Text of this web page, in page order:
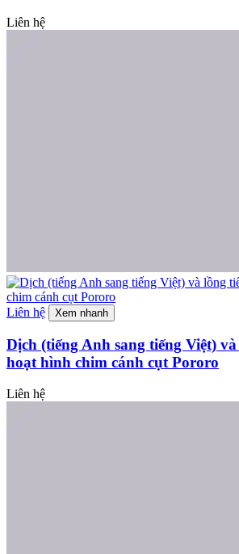
Liên hệ
Liên hệ Xem nhanh
Dịch (tiếng Anh sang tiếng Việt)
hoạt hình chim cánh cụt Pororo
Liên hệ